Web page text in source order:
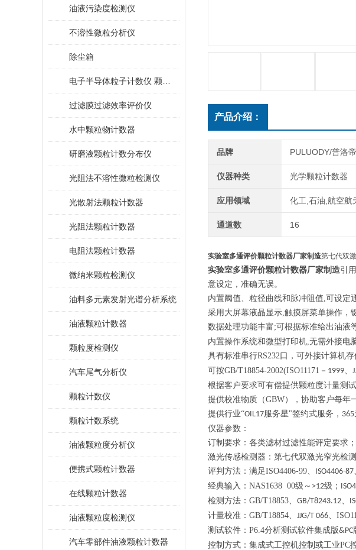
油液污染度检测仪
不溶性微粒分析仪
除尘箱
过滤膜过滤效率评价仪
水中颗粒物计数器
研磨液颗粒计数分布仪
光阻法不溶性微粒检测仪
光散射法颗粒计数器
光阻法颗粒计数器
电阻法颗粒计数器
微纳米颗粒检测仪
油料多元素发射光谱分析系统
油液颗粒计数器
颗粒度检测仪
汽车尾气分析仪
颗粒计数仪
颗粒计数系统
油液颗粒度分析仪
便携式颗粒计数器
在线颗粒计数器
油液颗粒度检测仪
汽车零部件油液颗粒计数器
产品介绍：
品牌 PULUODY/普洛帝
仪器种类 光学颗粒计数器
应用领域 化工,石油,航空航
通道数 16
实验室多通评价颗粒计数器厂家制造第七代双
实验室多通评价颗粒计数器厂家制造引
意设定，准确无误。
内置阈值、粒径曲线和脉冲阻值,可设定
采用大屏幕液晶显示,触摸屏菜单操作，
数据处理功能丰富;可根据标准给出油液
内置操作系统和微型打印机,无需外接电
具有标准串行RS232口，可外接计算机
可按GB/T18854-2002(ISO11171 － 1999、
根据客户要求可有偿提供颗粒度计量测
提供校准物质（GBW），协助客户每年
提供行业“OIL17服务星"签约式服务， 365
仪器参数：
订制要求：各类滤材过滤性能评定要求；
激光传感检测器：第七代双激光窄光检
评判方法 ：满足ISO4406-99、 ISO4406-87
经典输入： NAS1638 00级～ >12级；
检测方法： GB/T18853、 GB/T8243.12、
计量校准： GB/T18854、 JJG/T 066、
测试软件： P6.4分析测试软件集成版&PC
控制方式：集成式工控机控制或工业PC